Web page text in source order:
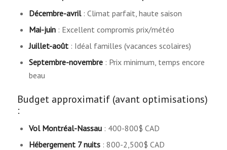
Décembre-avril: Climat parfait, haute saison
Mai-juin: Excellent compromis prix/météo
Juillet-août: Idéal familles (vacances scolaires)
Septembre-novembre: Prix minimum, temps encore
beau
Budget approximatif (avant optimisations)
:
Vol Montréal-Nassau: 400-800$ CAD
Hébergement 7 nuits: 800-2,500$ CAD